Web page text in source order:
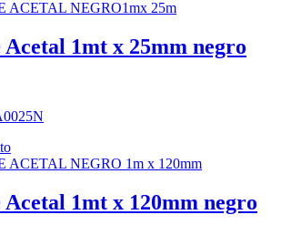
1mt x 25mm negro
1mt x 120mm negro